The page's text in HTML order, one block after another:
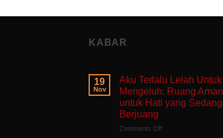
KABAR
19
Nov
Aku Terlalu Lelah Untuk
Mengeluh: Ruang Aman
untuk Hati yang Sedang
Berjuang
Comments Offon